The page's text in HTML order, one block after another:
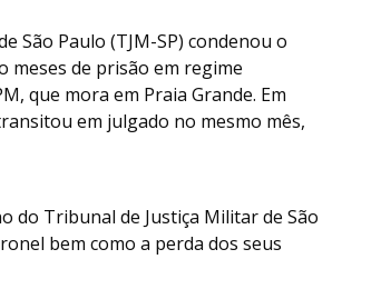
São Paulo (TJM-SP) condenou o
meses de prisão em regime
que mora em Praia Grande. Em
em julgado no mesmo mês,
do Tribunal de Justiça Militar de São
bem como a perda dos seus